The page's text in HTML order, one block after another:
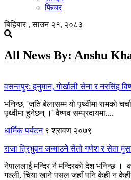
फिचर
बिहिबार , साउन २१, २०८३
All News By: Anshu
वसन्तपुर: हनुमान, गोर्खाली सेना र नरसिंह
भनिन्छ, 'जति बेलासम्म यो पृथ्वीमा रामको
पृथ्वीमा हुनेछन् ।' वैष्णव सम्प्रदायमा....
धार्मिक पर्यटन ९ श्रावण २०७९
राजा त्रिभुवन जन्माउने सेतो गणेश र सेता
नेपाललाई मन्दिर नै मन्दिरको देश भनिन्छ ।
गल्ली, चिया खाने पसल जहाँ पनि केही न केही